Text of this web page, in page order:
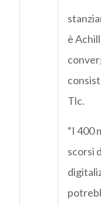
è
Tlc.
“I 400
scorsi